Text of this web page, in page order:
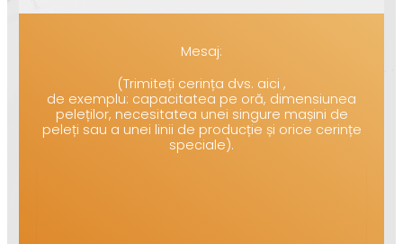
Mesaj:
(Trimiteți cerința dvs. aici ,
de exemplu: capacitatea pe oră, dimensiunea
peleților, necesitatea unei singure mașini de
peleți sau a unei linii de producție și orice cerințe
speciale).